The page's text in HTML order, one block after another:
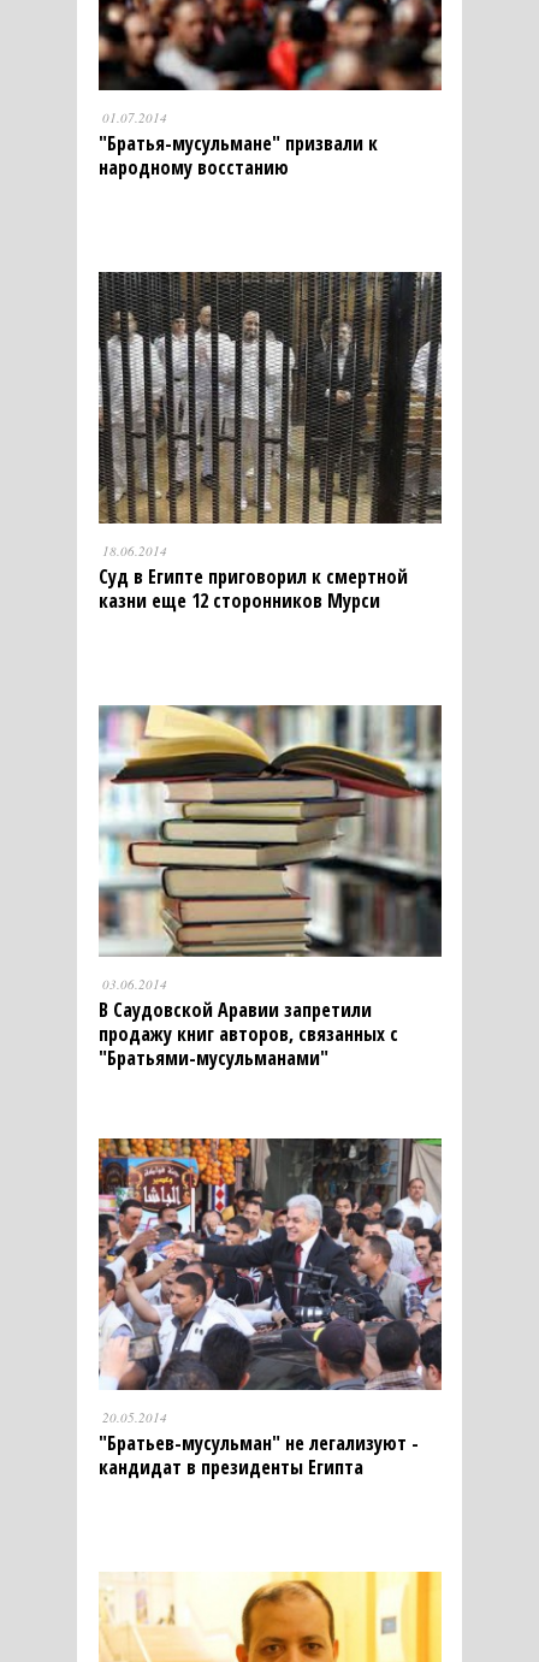
01.07.2014
"Братья-мусульмане" призвали к
народному восстанию
18.06.2014
Суд в Египте приговорил к смертной
казни еще 12 сторонников Мурси
03.06.2014
В Саудовской Аравии запретили
продажу книг авторов, связанных с
"Братьями-мусульманами"
20.05.2014
"Братьев-мусульман" не легализуют -
кандидат в президенты Египта